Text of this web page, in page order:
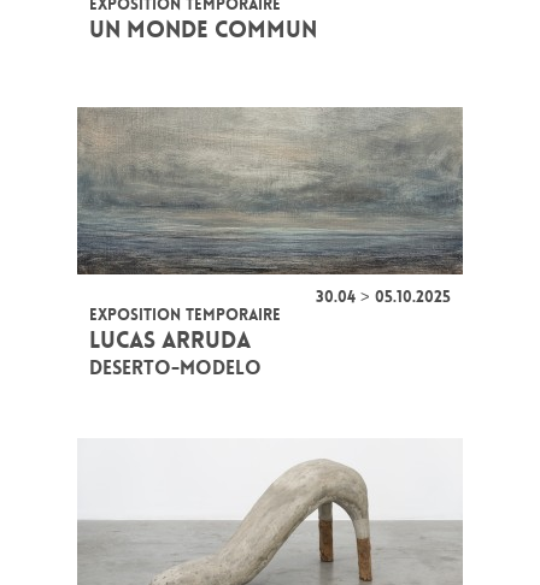
EXPOSITION TEMPORAIRE
UN MONDE COMMUN
30.04 > 05.10.2025
EXPOSITION TEMPORAIRE
LUCAS ARRUDA
DESERTO-MODELO